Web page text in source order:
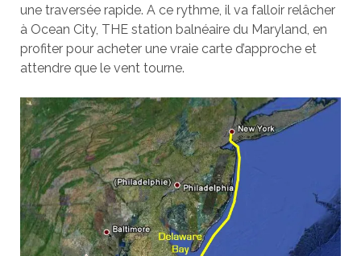
une traversée rapide. A ce rythme, il va falloir relâcher
à Ocean City, THE station balnéaire du Maryland, en
profiter pour acheter une vraie carte d’approche et
attendre que le vent tourne.